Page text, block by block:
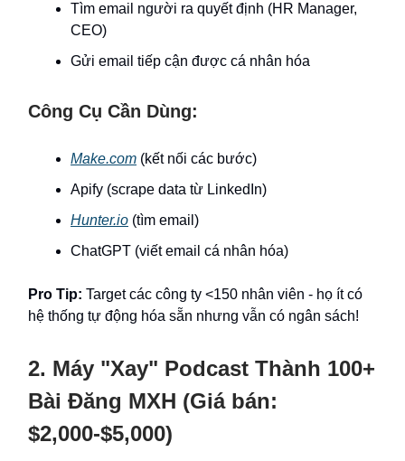
Tìm email người ra quyết định (HR Manager,
CEO)
Gửi email tiếp cận được cá nhân hóa
Công Cụ Cần Dùng:
Make.com (kết nối các bước)
Apify (scrape data từ LinkedIn)
Hunter.io (tìm email)
ChatGPT (viết email cá nhân hóa)
Pro Tip: Target các công ty <150 nhân viên - họ ít có
hệ thống tự động hóa sẵn nhưng vẫn có ngân sách!
2. Máy "Xay" Podcast Thành 100+
Bài Đăng MXH (Giá bán:
$2,000-$5,000)